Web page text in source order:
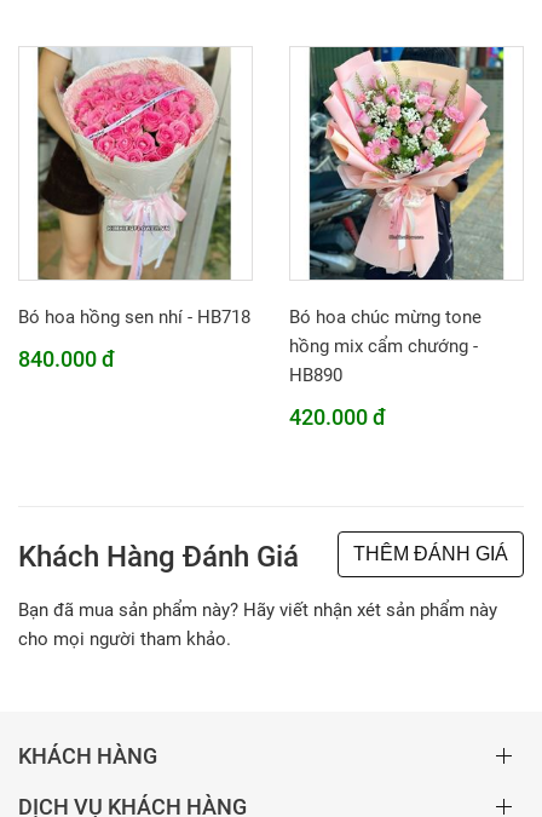
Bó hoa hồng sen nhí - HB718
840.000 đ
Bó hoa chúc mừng tone
hồng mix cẩm chướng -
HB890
420.000 đ
Khách Hàng Đánh Giá THÊM ĐÁNH GIÁ
Bạn đã mua sản phẩm này? Hãy viết nhận xét sản phẩm này
cho mọi người tham khảo.
KHÁCH HÀNG
DỊCH VỤ KHÁCH HÀNG